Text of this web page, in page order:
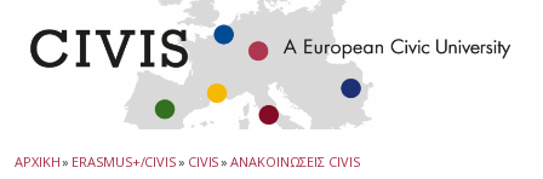
ΑΡΧΙΚΗ» ERASMUS+/CIVIS» CIVIS» ΑΝΑΚΟΙΝΩΣΕΙΣ CIVIS